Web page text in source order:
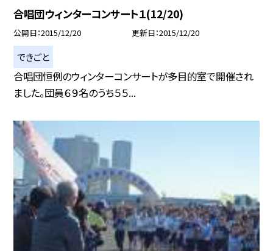
合唱団ウィンターコンサート１(12/20)
公開日 2015/12/20 更新日 2015/12/20
できごと
合唱団恒例のウィンターコンサートが多目的室で開催され
ました。団員６９名のうち５５...